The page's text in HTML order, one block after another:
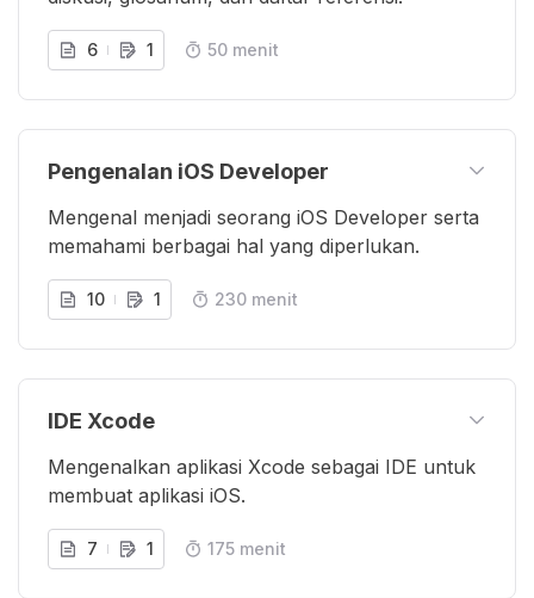
6 1 50 menit
Pengenalan iOS Developer
Mengenal menjadi seorang iOS Developer serta
memahami berbagai hal yang diperlukan.
10 1 230 menit
IDE Xcode
Mengenalkan aplikasi Xcode sebagai IDE untuk
membuat aplikasi iOS.
7 1 175 menit